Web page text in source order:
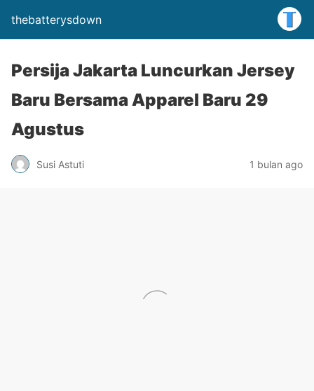
thebatterysdown
Persija Jakarta Luncurkan Jersey
Baru Bersama Apparel Baru 29
Agustus
Susi Astuti 1 bulan ago